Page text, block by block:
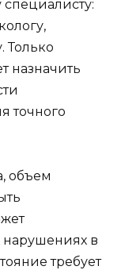
специалисту:
Только
назначить
точного
объем
нарушениях в
требует